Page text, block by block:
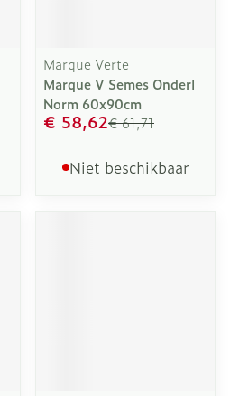
Marque Verte
Marque V Semes Onderl
Norm 60x90cm
€ 61,71
€ 58,62
Niet beschikbaar